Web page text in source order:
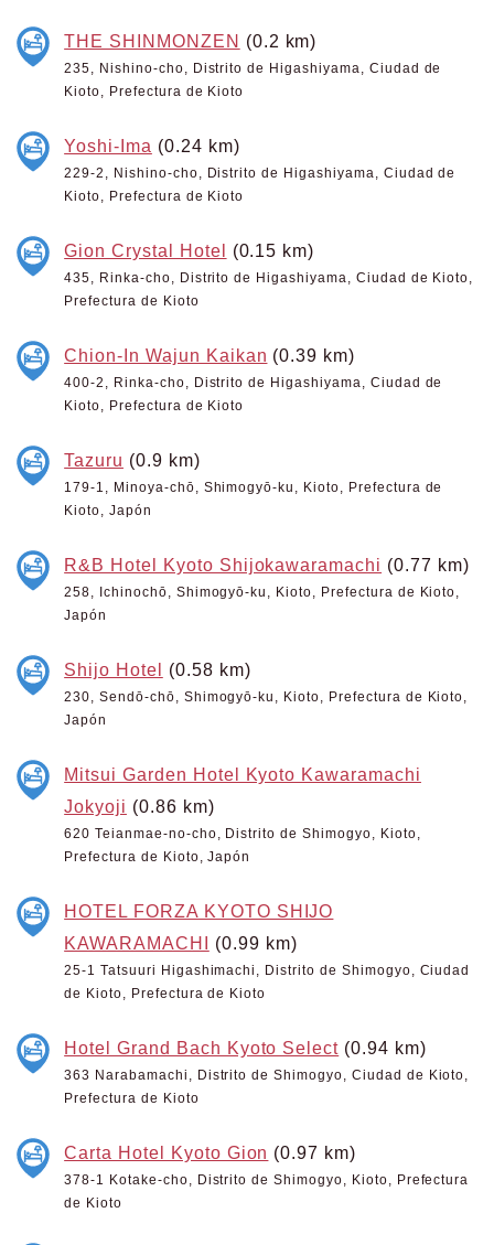
THE SHINMONZEN (0.2 km)
235, Nishino-cho, Distrito de Higashiyama, Ciudad de
Kioto, Prefectura de Kioto
Yoshi-Ima (0.24 km)
229-2, Nishino-cho, Distrito de Higashiyama, Ciudad de
Kioto, Prefectura de Kioto
Gion Crystal Hotel (0.15 km)
435, Rinka-cho, Distrito de Higashiyama, Ciudad de Kioto,
Prefectura de Kioto
Chion-In Wajun Kaikan (0.39 km)
400-2, Rinka-cho, Distrito de Higashiyama, Ciudad de
Kioto, Prefectura de Kioto
Tazuru (0.9 km)
179-1, Minoya-chō, Shimogyō-ku, Kioto, Prefectura de
Kioto, Japón
R&B Hotel Kyoto Shijokawaramachi (0.77 km)
258, Ichinochō, Shimogyō-ku, Kioto, Prefectura de Kioto,
Japón
Shijo Hotel (0.58 km)
230, Sendō-chō, Shimogyō-ku, Kioto, Prefectura de Kioto,
Japón
Mitsui Garden Hotel Kyoto Kawaramachi
Jokyoji (0.86 km)
620 Teianmae-no-cho, Distrito de Shimogyo, Kioto,
Prefectura de Kioto, Japón
HOTEL FORZA KYOTO SHIJO
KAWARAMACHI (0.99 km)
25-1 Tatsuuri Higashimachi, Distrito de Shimogyo, Ciudad
de Kioto, Prefectura de Kioto
Hotel Grand Bach Kyoto Select (0.94 km)
363 Narabamachi, Distrito de Shimogyo, Ciudad de Kioto,
Prefectura de Kioto
Carta Hotel Kyoto Gion (0.97 km)
378-1 Kotake-cho, Distrito de Shimogyo, Kioto, Prefectura
de Kioto